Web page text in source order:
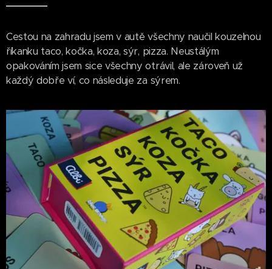
Cestou na zahradu jsem v autě všechny naučil kouzelnou
říkanku taco, kočka, koza, sýr, pizza. Neustálým
opakováním jsem sice všechny otrávil, ale zároveň už
každý dobře ví, co následuje za sýrem.